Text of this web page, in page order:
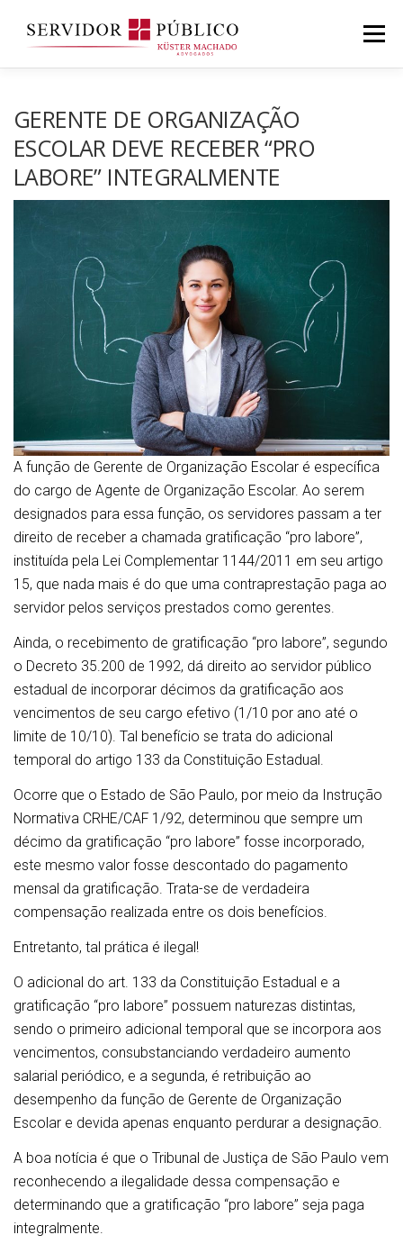
para
Menu
GERENTE DE ORGANIZAÇÃO
ESCOLAR DEVE RECEBER “PRO
LABORE” INTEGRALMENTE
A função de Gerente de Organização Escolar é específica
do cargo de Agente de Organização Escolar. Ao serem
designados para essa função, os servidores passam a ter
direito de receber a chamada gratificação “pro labore”,
instituída pela Lei Complementar 1144/2011 em seu artigo
15, que nada mais é do que uma contraprestação paga ao
servidor pelos serviços prestados como gerentes.
Ainda, o recebimento de gratificação “pro labore”, segundo
o Decreto 35.200 de 1992, dá direito ao servidor público
estadual de incorporar décimos da gratificação aos
vencimentos de seu cargo efetivo (1/10 por ano até o
limite de 10/10). Tal benefício se trata do adicional
temporal do artigo 133 da Constituição Estadual.
Ocorre que o Estado de São Paulo, por meio da Instrução
Normativa CRHE/CAF 1/92, determinou que sempre um
décimo da gratificação “pro labore” fosse incorporado,
este mesmo valor fosse descontado do pagamento
mensal da gratificação. Trata-se de verdadeira
compensação realizada entre os dois benefícios.
Entretanto, tal prática é ilegal!
O adicional do art. 133 da Constituição Estadual e a
gratificação “pro labore” possuem naturezas distintas,
sendo o primeiro adicional temporal que se incorpora aos
vencimentos, consubstanciando verdadeiro aumento
salarial periódico, e a segunda, é retribuição ao
desempenho da função de Gerente de Organização
Escolar e devida apenas enquanto perdurar a designação.
A boa notícia é que o Tribunal de Justiça de São Paulo vem
reconhecendo a ilegalidade dessa compensação e
determinando que a gratificação “pro labore” seja paga
integralmente.